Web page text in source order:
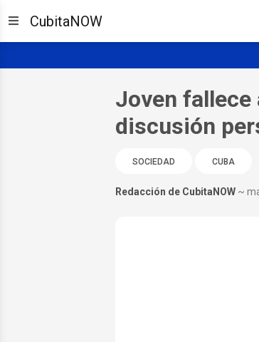
CubitaNOW
Joven fallece
discusión
SOCIEDAD CUBA
Redacción de CubitaNOW ~